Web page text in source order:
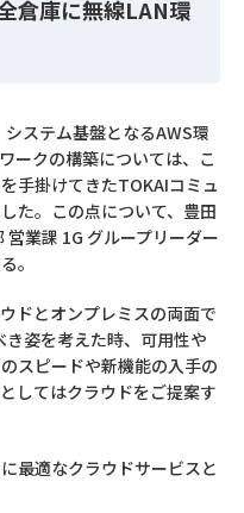
倉庫に無線LAN環
ステム基盤となるAWS環
ークの構築については、こ
手掛けてきたTOKAIコミュ
た。この点について、豊田
業課 1G グループリーダー
。
ドとオンプレミスの両面で
姿を考えた時、可用性や
スピードや新機能の入手の
してはクラウドをご提案す
最適なクラウドサービスと